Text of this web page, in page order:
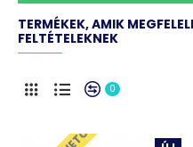
TERMÉKEK, AMIK
FELTÉTELEKNEK
0